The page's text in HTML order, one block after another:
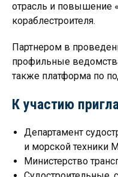
отрасль и повышение
кораблестроителя.
Партнером в
профильные
также платформа по
К участию
Департамент
и морской техники
Министерство